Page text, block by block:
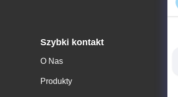
Szybki kontakt
O Nas
Produkty